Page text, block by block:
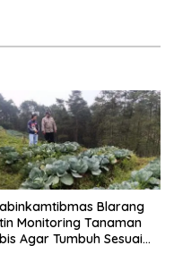
Blarang
Monitoring Tanaman
Agar Tumbuh Sesuai